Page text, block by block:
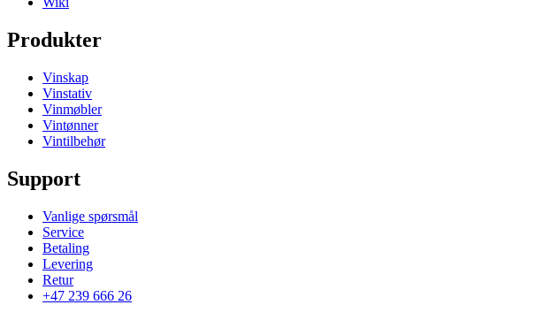
Produkter
Vinskap
Vinstativ
Vinmøbler
Vintønner
Vintilbehør
Support
Vanlige spørsmål
Service
Betaling
Levering
Retur
+47 239 666 26